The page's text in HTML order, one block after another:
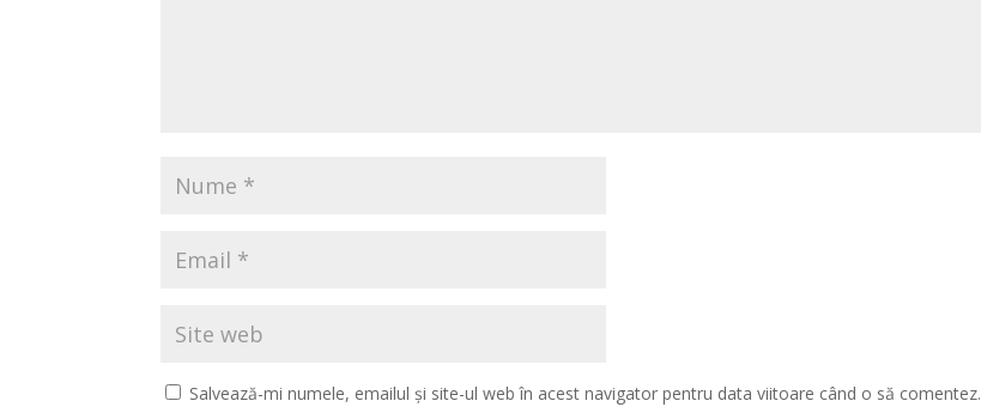
Salvează-mi numele, emailul și site-ul web în acest navigator pentru data viitoare când o să comentez.